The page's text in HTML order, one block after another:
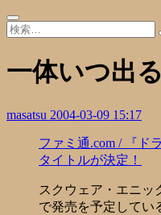
一体いつ出
masatsu 2004-03-09 15:17
ファミ通.com / 『ド
タイトルが決定！
スクウェア・エニッ
で発売を予定してい